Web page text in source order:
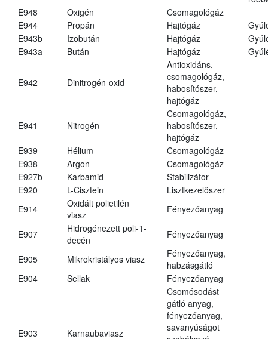
E948
Oxigén
Csomagológáz
E944
Propán Hajtógáz
E943b
Izobután Hajtógáz
E943a
Bután Hajtógáz
E942 Dinitrogén-oxid
Antioxidáns,
csomagológáz,
habosítószer,
hajtógáz
E941 Nitrogén
Csomagológáz,
habosítószer,
hajtógáz
E939
Hélium
Csomagológáz
E938
Argon
Csomagológáz
E927b
Karbamid
Stabilizátor
E920
L-Cisztein
Lisztkezelőszer
E914
Oxidált polietilén
viasz
Fényezőanyag
E907
Hidrogénezett poli-1-
decén
Fényezőanyag
E905 Mikrokristályos viasz
Fényezőanyag,
habzásgátló
E904
Sellak Fényezőanyag
E903 Karnaubaviasz
Csomósodást
gátló anyag,
fényezőanyag,
savanyúságot